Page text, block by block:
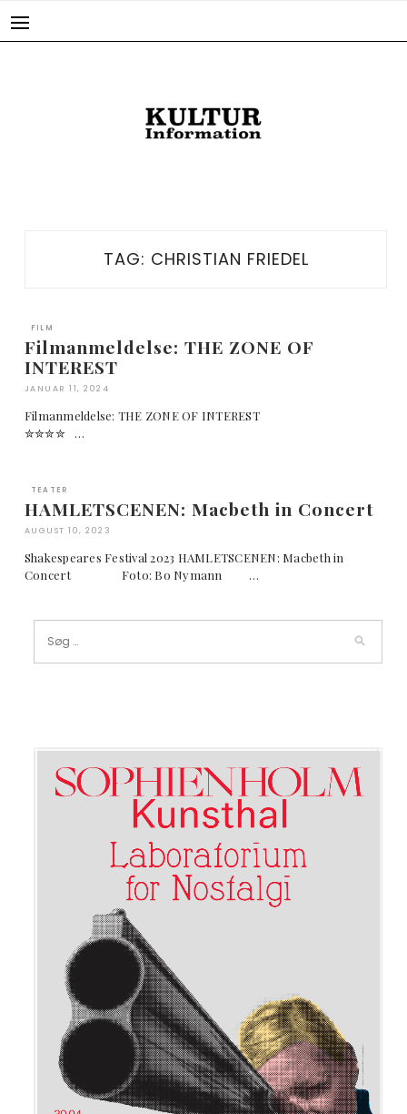
TAG: CHRISTIAN FRIEDEL
FILM
Filmanmeldelse: THE ZONE OF
INTEREST
JANUAR 11, 2024
Filmanmeldelse: THE ZONE OF INTEREST
✮✮✮✮ …
TEATER
HAMLETSCENEN: Macbeth in Concert
AUGUST 10, 2023
Shakespeares Festival 2023 HAMLETSCENEN: Macbeth in
Concert Foto: Bo Nymann …